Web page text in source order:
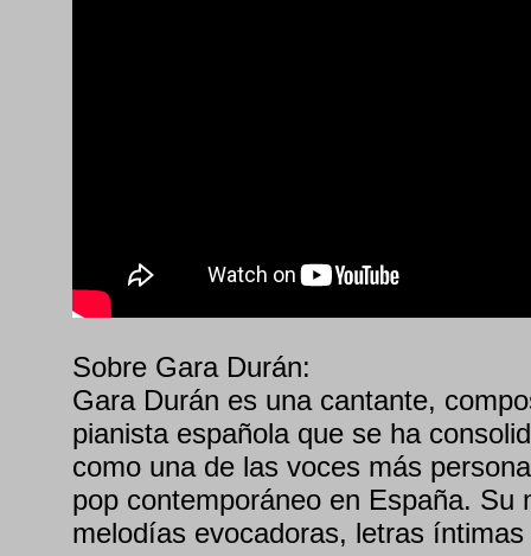
Sobre Gara Durán:
Gara Durán es una cantante,
pianista española que se ha
como una de las voces más
pop contemporáneo en España. Su
melodías evocadoras, letras